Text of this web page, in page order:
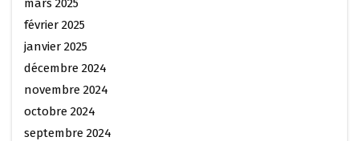
mars 2025
février 2025
janvier 2025
décembre 2024
novembre 2024
octobre 2024
septembre 2024